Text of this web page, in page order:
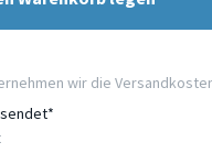
wir die